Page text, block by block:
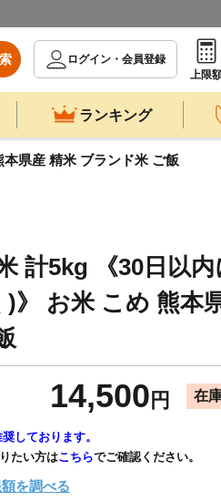
ログイン・会員登録
上限
ランキング
県産 精米 ブランド米 ご飯
計5kg 《30日以内
》 お米 こめ 熊本
14,500 円 在
しております。
たい方はこちらでご確認ください。
額を調べる